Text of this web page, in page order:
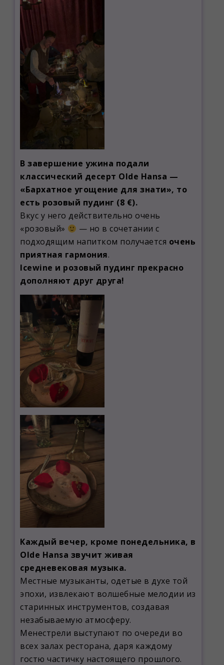
В завершение ужина подали
классический десерт Olde Hansa —
«Бархатное угощение для знати», то
есть розовый пудинг (8 €).
Вкус у него действительно очень
«розовый»
— но в сочетании с
подходящим напитком получается очень
приятная гармония.
Icewine и розовый пудинг прекрасно
дополняют друг друга!
Каждый вечер, кроме понедельника, в
Olde Hansa звучит живая
средневековая музыка.
Местные музыканты, одетые в духе той
эпохи, извлекают волшебные мелодии из
старинных инструментов, создавая
незабываемую атмосферу.
Менестрели выступают по очереди во
всех залах ресторана, даря каждому
гостю частичку настоящего прошлого.